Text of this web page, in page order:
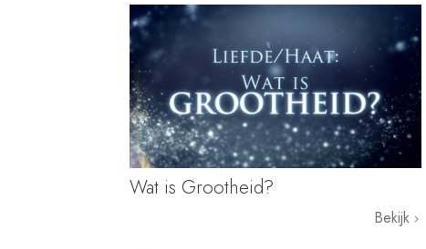
Wat is Grootheid?
Bekijk